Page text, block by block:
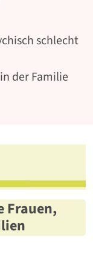
schlecht
der Familie
Frauen,